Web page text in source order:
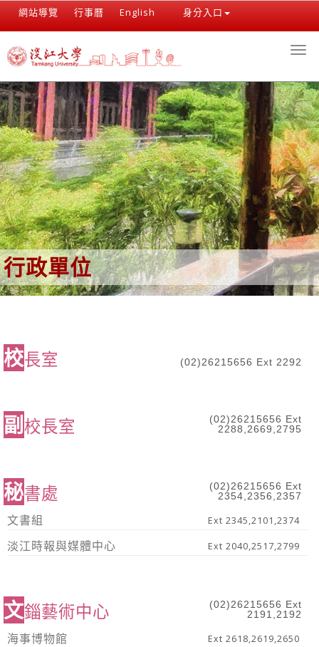
要
內
容
區
網站導覽 行事曆 English 身分入口
行政單位
校長室 (02)26215656 Ext 2292
副校長室
(02)26215656 Ext
2288,2669,2795
秘書處
(02)26215656 Ext
2354,2356,2357
文書組 Ext 2345,2101,2374
淡江時報與媒體中心 Ext 2040,2517,2799
文錙藝術中心
(02)26215656 Ext
2191,2192
海事博物館 Ext 2618,2619,2650